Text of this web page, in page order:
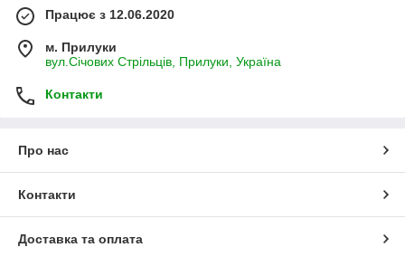
Працює з 12.06.2020
м. Прилуки
вул.Січових Стрільців, Прилуки, Україна
Контакти
Про нас
Контакти
Доставка та оплата